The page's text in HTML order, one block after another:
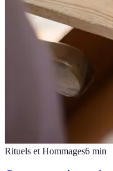
Rituels et Hommages6 min